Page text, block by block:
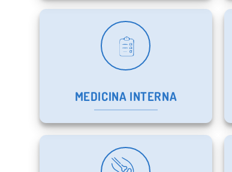
MEDICINA INTERNA